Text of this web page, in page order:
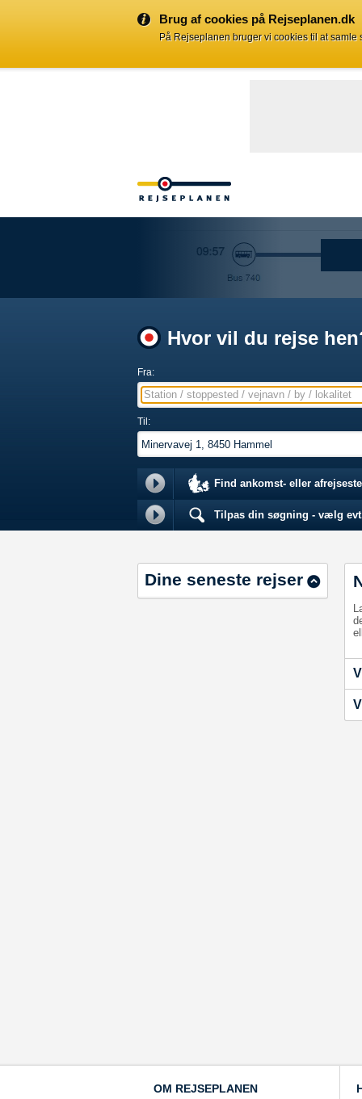
Brug af cookies på Rejseplanen.dk
På Rejseplanen bruger vi cookies til at
Hvor vil du rejse
Fra:
Station / stoppested / vejnavn / by / lokalitet
Til:
Find ankomst- eller
Tilpas din søgning - vælg
Dine seneste rejser
OM REJSEPLANEN